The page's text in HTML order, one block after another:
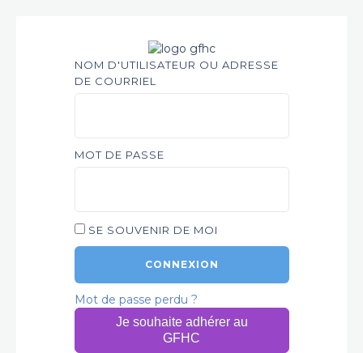
NOM D'UTILISATEUR OU ADRESSE
DE COURRIEL
MOT DE PASSE
SE SOUVENIR DE MOI
Mot de passe perdu ?
Je souhaite adhérer au
GFHC